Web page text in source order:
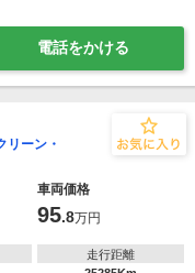
電話をかける
ーン・
車両価格
95.8万円
走行距離